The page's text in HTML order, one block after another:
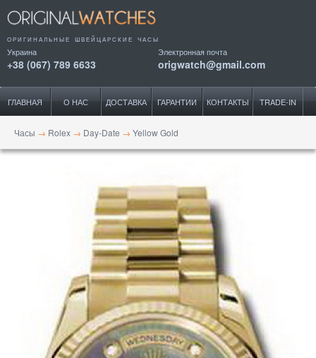
ОРИГИНАЛЬНЫЕ ШВЕЙЦАРСКИЕ ЧАСЫ
Украина
+38 (067) 789 6633
Электронная почта
origwatch@gmail.com
ГЛАВНАЯ О НАС ДОСТАВКА ГАРАНТИИ КОНТАКТЫ TRADE-IN
Часы → Rolex → Day-Date → Yellow Gold